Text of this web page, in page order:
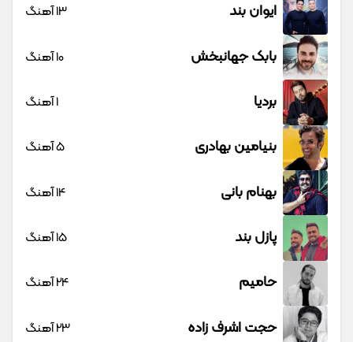
ایوان بند 13 آهنگ
بابک جهانبخش 10 آهنگ
بردیا 1 آهنگ
بنیامین بهادری 5 آهنگ
بهنام بانی 14 آهنگ
پازل بند 15 آهنگ
حامیم 24 آهنگ
حجت اشرف زاده 23 آهنگ